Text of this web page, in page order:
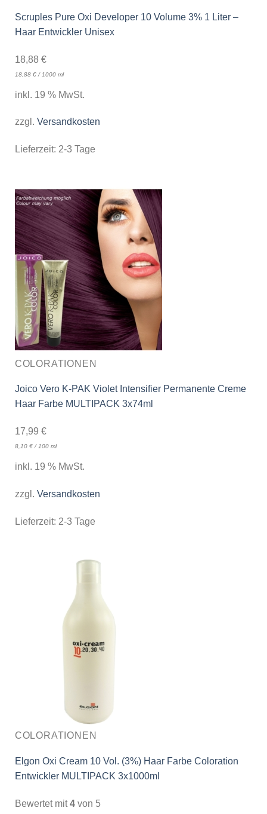
Scruples Pure Oxi Developer 10 Volume 3% 1 Liter –
Haar Entwickler Unisex
18,88 €
18,88 €/ 1000 ml
inkl. 19 % MwSt.
zzgl. Versandkosten
Lieferzeit: 2-3 Tage
COLORATIONEN
Joico Vero K-PAK Violet Intensifier Permanente Creme
Haar Farbe MULTIPACK 3x74ml
17,99 €
8,10 €/ 100 ml
inkl. 19 % MwSt.
zzgl. Versandkosten
Lieferzeit: 2-3 Tage
COLORATIONEN
Elgon Oxi Cream 10 Vol. (3%) Haar Farbe Coloration
Entwickler MULTIPACK 3x1000ml
Bewertet mit4von 5